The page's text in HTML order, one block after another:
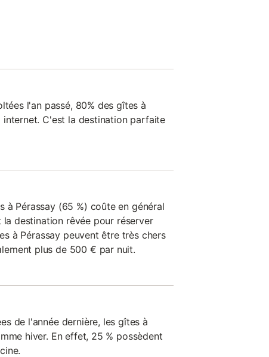
l'an passé, 80% des gîtes à
internet. C'est la destination parfaite
à Pérassay (65 %) coûte en général
destination rêvée pour réserver
à Pérassay peuvent être très chers
plus de 500 € par nuit.
de l'année dernière, les gîtes à
hiver. En effet, 25 % possèdent